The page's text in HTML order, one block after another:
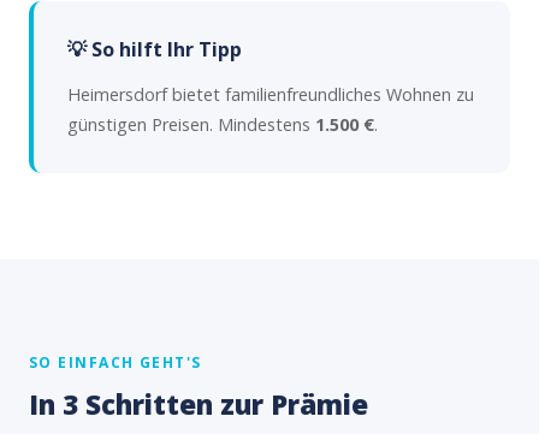
💡 So hilft Ihr Tipp
Heimersdorf bietet familienfreundliches Wohnen zu
günstigen Preisen. Mindestens 1.500 €.
SO EINFACH GEHT'S
In 3 Schritten zur Prämie